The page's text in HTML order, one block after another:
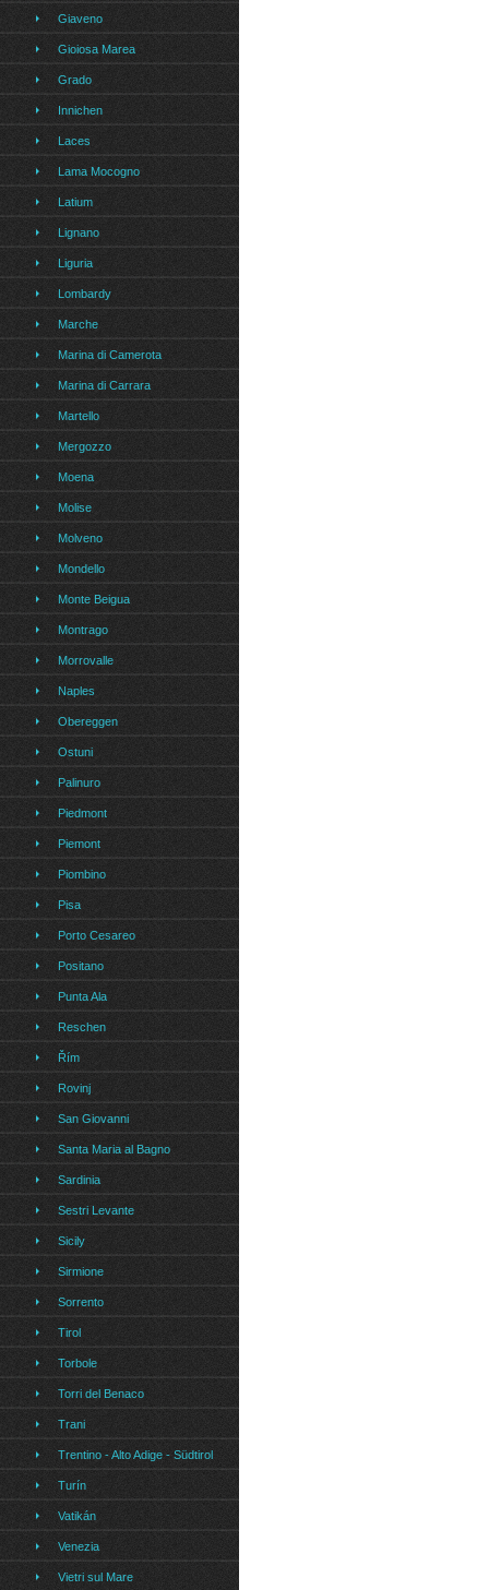
Giaveno
Gioiosa Marea
Grado
Innichen
Laces
Lama Mocogno
Latium
Lignano
Liguria
Lombardy
Marche
Marina di Camerota
Marina di Carrara
Martello
Mergozzo
Moena
Molise
Molveno
Mondello
Monte Beigua
Montrago
Morrovalle
Naples
Obereggen
Ostuni
Palinuro
Piedmont
Piemont
Piombino
Pisa
Porto Cesareo
Positano
Punta Ala
Reschen
Řím
Rovinj
San Giovanni
Santa Maria al Bagno
Sardinia
Sestri Levante
Sicily
Sirmione
Sorrento
Tirol
Torbole
Torri del Benaco
Trani
Trentino - Alto Adige - Südtirol
Turín
Vatikán
Venezia
Vietri sul Mare